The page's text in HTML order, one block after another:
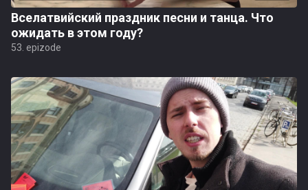
Вселатвийский праздник песни и танца. Что
ожидать в этом году?
53. epizode